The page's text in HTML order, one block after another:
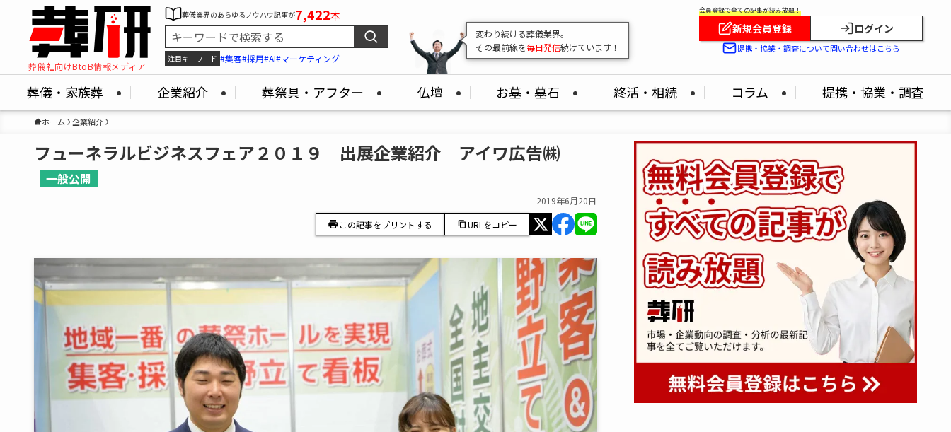
葬儀社向けBtoB情報メディア
葬儀業界のあらゆるノウハウ記事が7,422本
注目キーワード #集客#採用#AI#マーケティング
変わり続ける葬儀業界。
その最前線を毎日発信続けています！
会員登録で全ての記事が読み放題！
新規会員登録 ログイン
提携・協業・調査について問い合わせはこちら
葬儀・家族葬 企業紹介 葬祭具・アフター 仏壇 お墓・墓石 終活・相続 コラム 提携・協業・調査
ホーム 企業紹介
フューネラルビジネスフェア２０１９ 出展企業紹介 アイワ広告㈱
一般公開
2019年6月20日
この記事をプリントする
URLをコピー